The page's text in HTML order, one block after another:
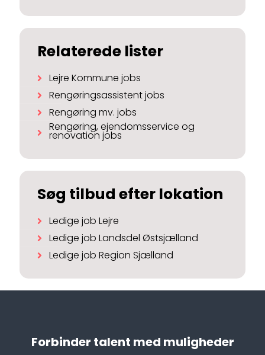
Relaterede lister
Lejre Kommune jobs
Rengøringsassistent jobs
Rengøring mv. jobs
Rengøring, ejendomsservice og
renovation jobs
Søg tilbud efter lokation
Ledige job Lejre
Ledige job Landsdel Østsjælland
Ledige job Region Sjælland
Forbinder talent med muligheder